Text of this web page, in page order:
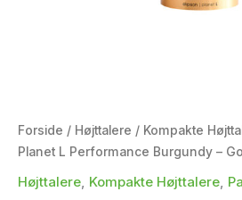
Forside / Højttalere / Kompakte
Planet L Performance Burgundy –
Højttalere Kompakte Højttalere